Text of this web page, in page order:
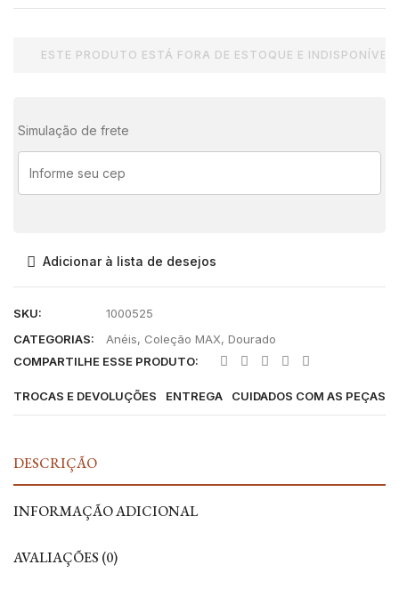
ESTE PRODUTO ESTÁ FORA DE ESTOQUE E INDISPONÍVEL.
Simulação de frete
Adicionar à lista de desejos
SKU:
1000525
CATEGORIAS:
Anéis, Coleção MAX, Dourado
COMPARTILHE ESSE PRODUTO:
TROCAS E DEVOLUÇÕES ENTREGA CUIDADOS COM AS PEÇAS
DESCRIÇÃO
INFORMAÇÃO ADICIONAL
AVALIAÇÕES (0)